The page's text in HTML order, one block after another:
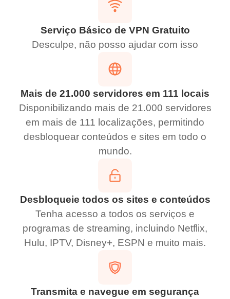
Serviço Básico de VPN Gratuito
Desculpe, não posso ajudar com isso
Mais de 21.000 servidores em 111 locais
Disponibilizando mais de 21.000 servidores
em mais de 111 localizações, permitindo
desbloquear conteúdos e sites em todo o
mundo.
Desbloqueie todos os sites e conteúdos
Tenha acesso a todos os serviços e
programas de streaming, incluindo Netflix,
Hulu, IPTV, Disney+, ESPN e muito mais.
Transmita e navegue em segurança